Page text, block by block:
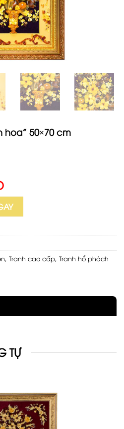
hoa” 50×70 cm
cm số lượng
Tranh cao cấp Tranh hổ phách
TỰ